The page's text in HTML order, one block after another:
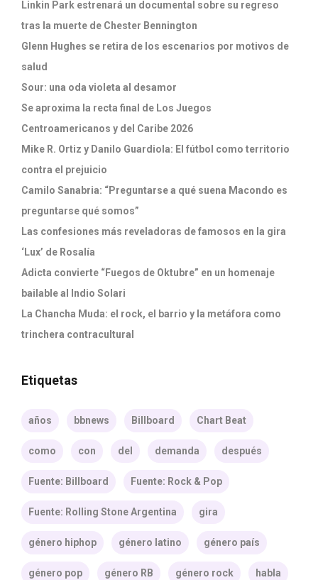
Linkin Park estrenará un documental sobre su regreso
tras la muerte de Chester Bennington
Glenn Hughes se retira de los escenarios por motivos de
salud
Sour: una oda violeta al desamor
Se aproxima la recta final de Los Juegos
Centroamericanos y del Caribe 2026
Mike R. Ortiz y Danilo Guardiola: El fútbol como territorio
contra el prejuicio
Camilo Sanabria: “Preguntarse a qué suena Macondo es
preguntarse qué somos”
Las confesiones más reveladoras de famosos en la gira
‘Lux’ de Rosalía
Adicta convierte “Fuegos de Oktubre” en un homenaje
bailable al Indio Solari
La Chancha Muda: el rock, el barrio y la metáfora como
trinchera contracultural
Etiquetas
años bbnews Billboard Chart Beat
como con del demanda después
Fuente: Billboard Fuente: Rock & Pop
Fuente: Rolling Stone Argentina gira
género hiphop género latino género país
género pop género RB género rock habla